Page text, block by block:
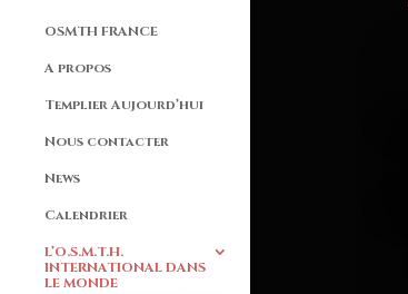
OSMTH FRANCE
A propos
Templier Aujourd’hui
Nous contacter
News
Calendrier
L’O.S.M.T.H.
INTERNATIONAL DANS
LE MONDE